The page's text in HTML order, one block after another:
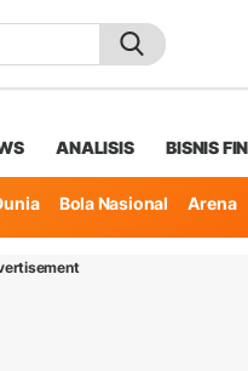
ANALISIS BISNIS
Bola Nasional Arena